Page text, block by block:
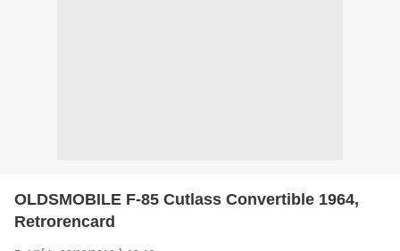
OLDSMOBILE F-85 Cutlass Convertible 1964,
Retrorencard